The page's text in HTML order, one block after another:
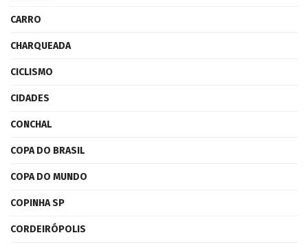
CARRO
CHARQUEADA
CICLISMO
CIDADES
CONCHAL
COPA DO BRASIL
COPA DO MUNDO
COPINHA SP
CORDEIRÓPOLIS